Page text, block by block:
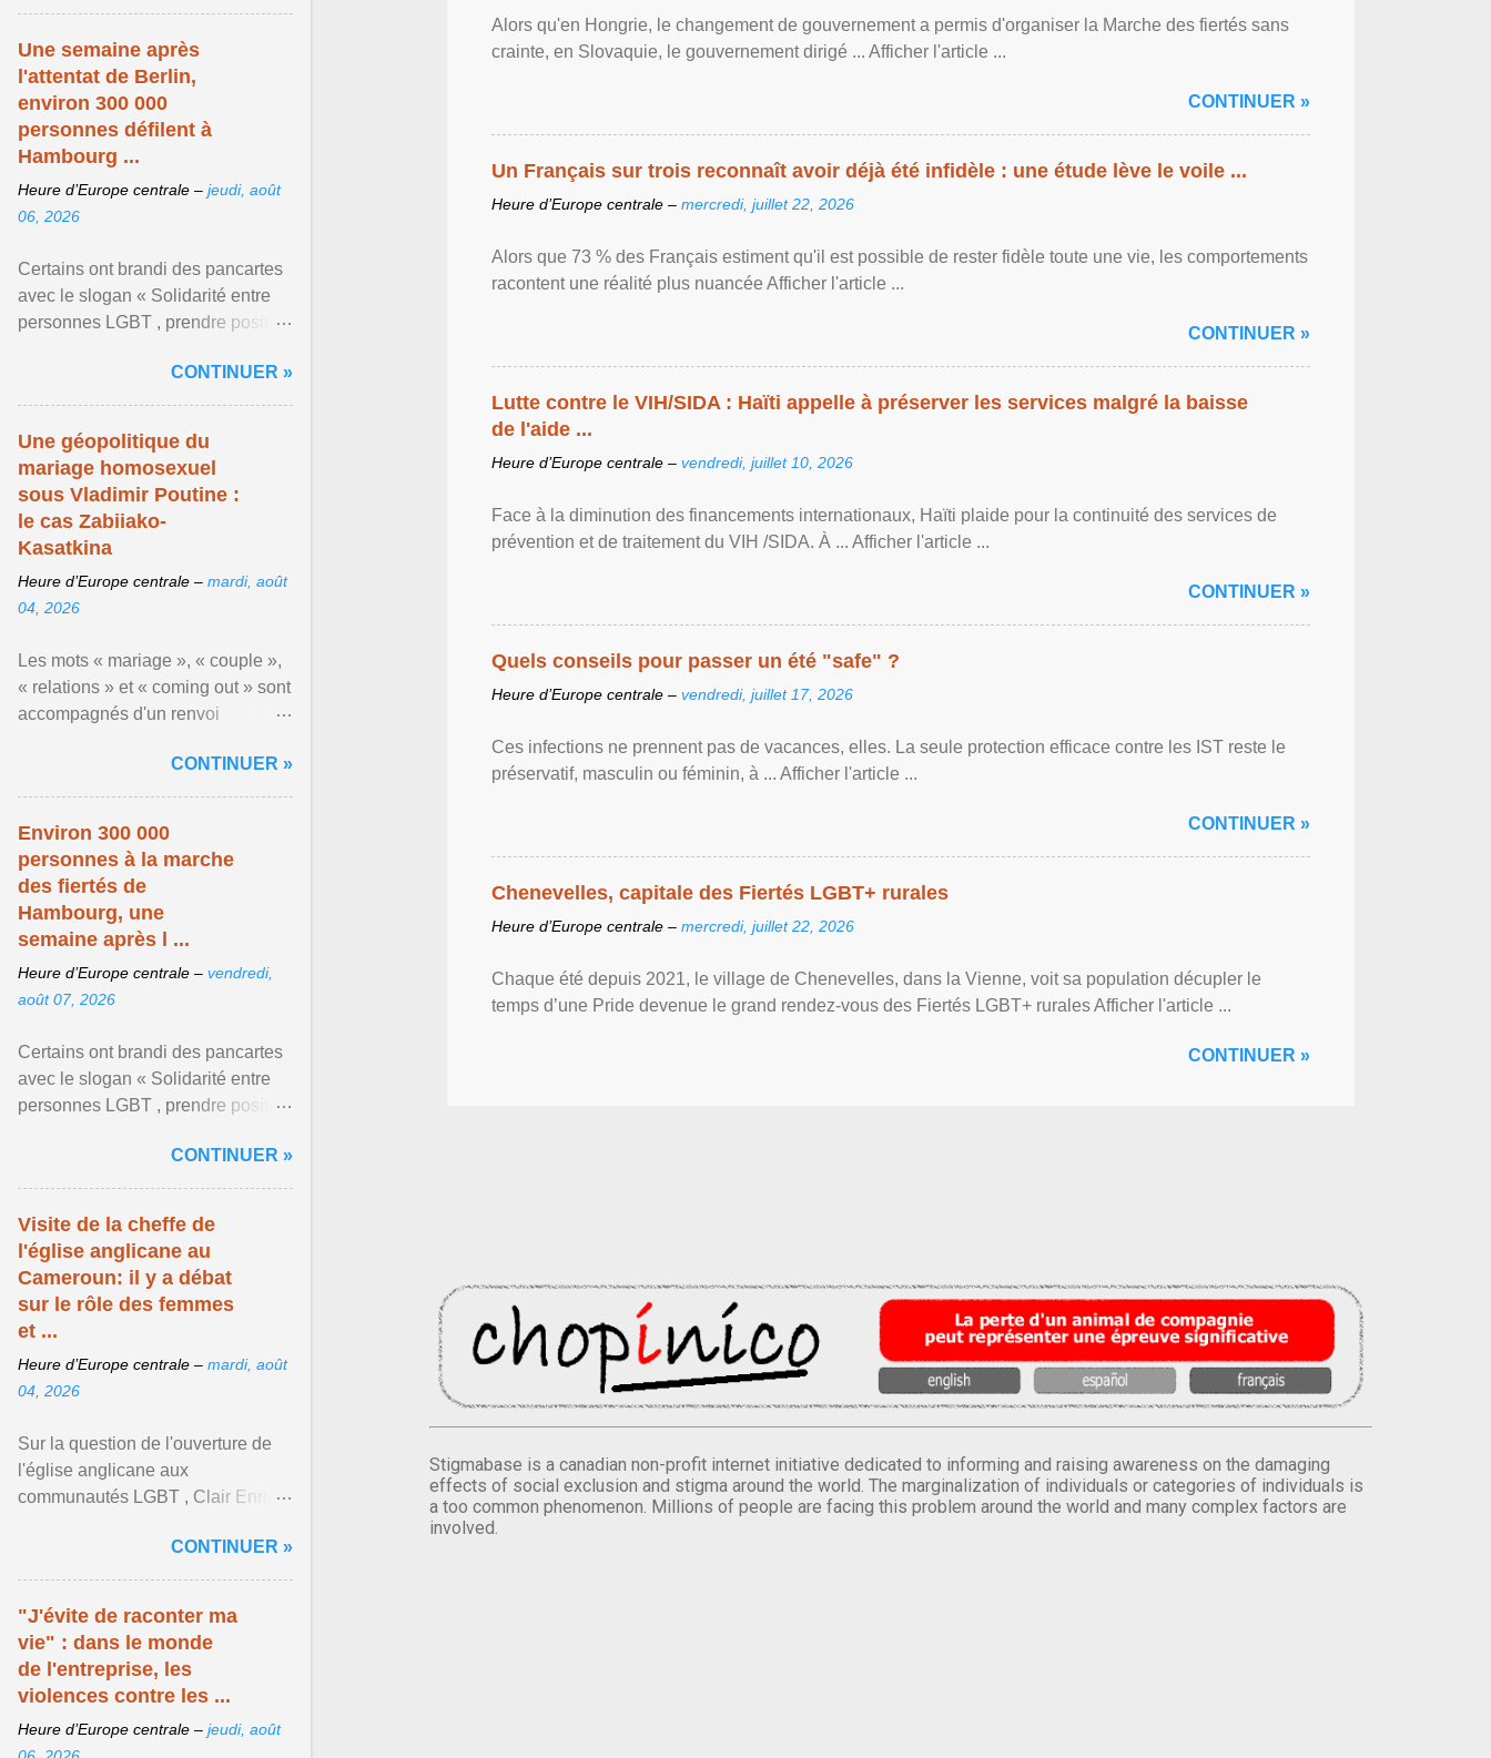
Alors qu'en Hongrie, le changement de gouvernement a permis d'organiser la Marche des fiertés sans
crainte, en Slovaquie, le gouvernement dirigé ... Afficher l'article ...
CONTINUER »
Un Français sur trois reconnaît avoir déjà été infidèle : une étude lève le voile ...
Heure d’Europe centrale – mercredi, juillet 22, 2026
Alors que 73 % des Français estiment qu'il est possible de rester fidèle toute une vie, les comportements
racontent une réalité plus nuancée Afficher l'article ...
CONTINUER »
Lutte contre le VIH/SIDA : Haïti appelle à préserver les services malgré la baisse
de l'aide ...
Heure d’Europe centrale – vendredi, juillet 10, 2026
Face à la diminution des financements internationaux, Haïti plaide pour la continuité des services de
prévention et de traitement du VIH /SIDA. À ... Afficher l'article ...
CONTINUER »
Quels conseils pour passer un été "safe" ?
Heure d’Europe centrale – vendredi, juillet 17, 2026
Ces infections ne prennent pas de vacances, elles. La seule protection efficace contre les IST reste le
préservatif, masculin ou féminin, à ... Afficher l'article ...
CONTINUER »
Chenevelles, capitale des Fiertés LGBT+ rurales
Heure d’Europe centrale – mercredi, juillet 22, 2026
Chaque été depuis 2021, le village de Chenevelles, dans la Vienne, voit sa population décupler le
temps d’une Pride devenue le grand rendez-vous des Fiertés LGBT+ rurales Afficher l'article ...
CONTINUER »
Stigmabase is a canadian non-profit internet initiative dedicated to informing and raising awareness on the damaging
effects of social exclusion and stigma around the world. The marginalization of individuals or categories of individuals is
a too common phenomenon. Millions of people are facing this problem around the world and many complex factors are
involved.
Afficher l'article ...
Une semaine après
l'attentat de Berlin,
environ 300 000
personnes défilent à
Hambourg ...
Heure d’Europe centrale – jeudi, août
06, 2026
Certains ont brandi des pancartes
avec le slogan « Solidarité entre
personnes LGBT , prendre position
raison de l ... Afficher l'article ...
CONTINUER »
Une géopolitique du
mariage homosexuel
sous Vladimir Poutine :
le cas Zabiiako-
Kasatkina
Heure d’Europe centrale – mardi, août
04, 2026
Les mots « mariage », « couple »,
« relations » et « coming out » sont
accompagnés d'un renvoi
mouvement LGBT ... Afficher
l'article ...
CONTINUER »
Environ 300 000
personnes à la marche
des fiertés de
Hambourg, une
semaine après l ...
Heure d’Europe centrale – vendredi,
août 07, 2026
Certains ont brandi des pancartes
avec le slogan « Solidarité entre
personnes LGBT , prendre position
organisateurs ... Afficher l'article ...
CONTINUER »
Visite de la cheffe de
l'église anglicane au
Cameroun: il y a débat
sur le rôle des femmes
et ...
Heure d’Europe centrale – mardi, août
04, 2026
Sur la question de l'ouverture de
l'église anglicane aux
communautés LGBT , Clair Enrick
une position tranchée. Afficher
l'article ...
CONTINUER »
"J'évite de raconter ma
vie" : dans le monde
de l'entreprise, les
violences contre les ...
Heure d’Europe centrale – jeudi, août